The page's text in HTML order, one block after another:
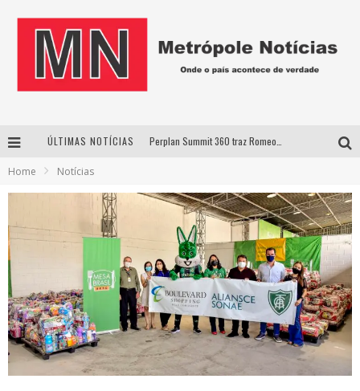
ÚLTIMAS NOTÍCIAS
Uberlândia recebe estreia nacional de espetáculo inspirado em episódio marcante da vida de Friedrich Nietzsche
Agosto Dourado: apoio, informação e acolhimento fortalecem o sucesso da amamentação
Home Notícias